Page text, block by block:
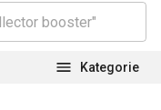
Kategorie